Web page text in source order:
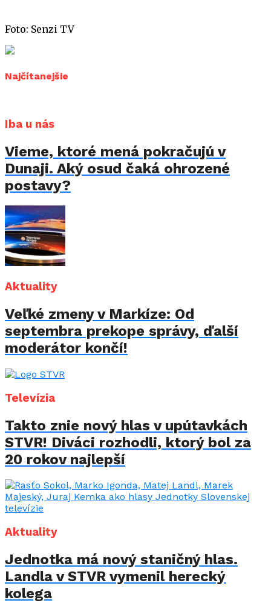
Foto: Senzi TV
Najčítanejšie
Iba u nás
Vieme, ktoré mená pokračujú v
Dunaji. Aký osud čaká ohrozené
postavy?
Aktuality
Veľké zmeny v Markíze: Od
septembra prekope správy, ďalší
moderátor končí!
Televízia
Takto znie nový hlas v upútavkách
STVR! Diváci rozhodli, ktorý bol za
20 rokov najlepší
Aktuality
Jednotka má nový staničný hlas.
Landla v STVR vymenil herecký
kolega